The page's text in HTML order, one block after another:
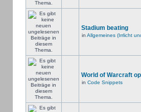
Stadium beating
in Allgemeines (Irrlicht
World of Warcraft
in Code Snippets